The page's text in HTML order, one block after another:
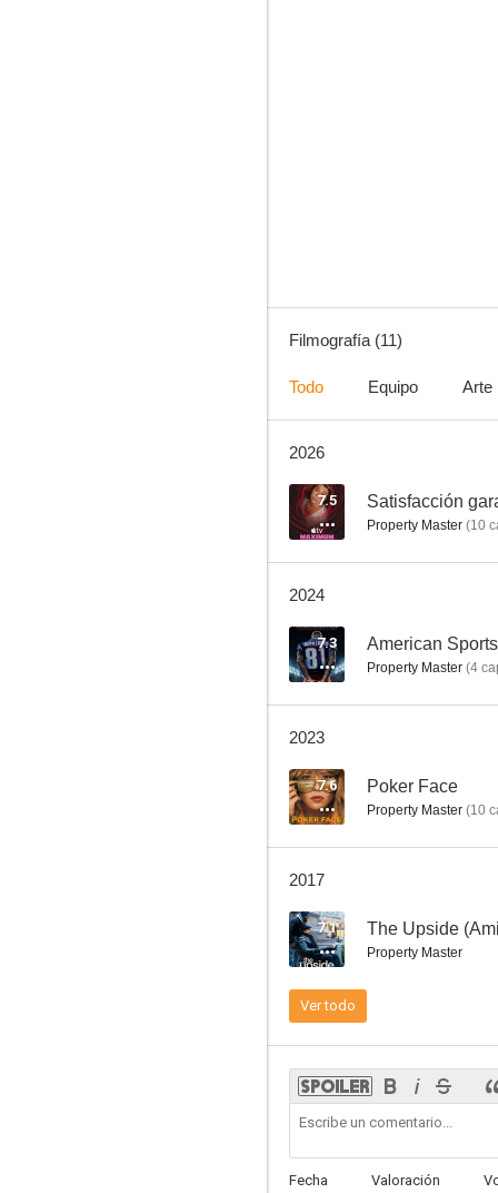
Satisfacción garantizada
6.6
Filmografía (11)
Todo Equipo Arte
2026
7.5 Satisfacción
Property Master (10
2024
7.3 American
Property Master (4
2023
7.6 Poker Face
Property Master (10
2017
7.1 The Upside
Property Master
Ver todo
Fecha Valoración